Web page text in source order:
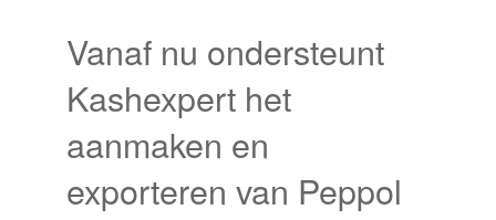
Vanaf nu ondersteunt
Kashexpert het
aanmaken en
exporteren van Peppol